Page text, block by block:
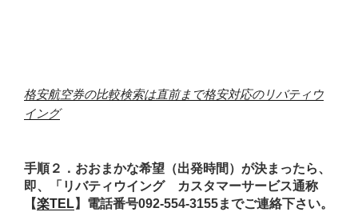
格安航空券の比較検索は直前まで格安対応のリバティウ
イング
手順２．おおまかな希望（出発時間）が決まったら、
即、「リバティウイング カスタマーサービス通称
【楽TEL】電話番号092-554-3155までご連絡下さい。